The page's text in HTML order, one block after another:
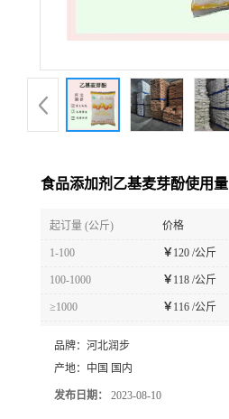
食品添加剂乙基麦芽酚使用量
起订量 (公斤) 价格
1-100 ￥120 /公斤
100-1000 ￥118 /公斤
≥1000 ￥116 /公斤
品牌： 河北润步
产地： 中国 国内
发布日期： 2023-08-10